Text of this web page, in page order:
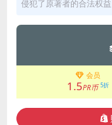
侵犯了原著者的合法权
会员
1.5PR币 5折